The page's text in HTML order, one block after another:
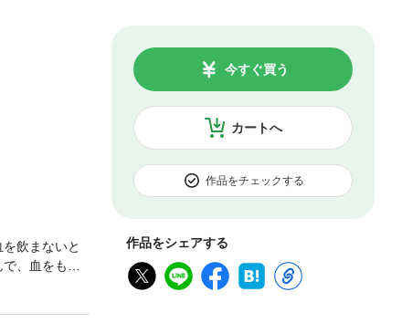
カートへ
今すぐ買う
作品をチェックする
作品をシェアする
飲まないと
、血をもら
でみたいに会